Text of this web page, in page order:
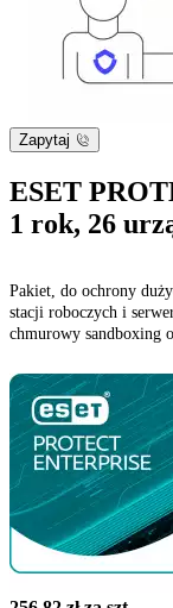
Zapytaj
ESET
1 rok, 26
Pakiet, do ochrony
stacji roboczych i
chmurowy sandboxing